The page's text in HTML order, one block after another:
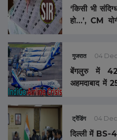
‘किसी भी
हो…’, CM
गुजरात 04
बेंगलुरु में
अहमदाबाद में
AIRLINES
कैंसिल
ट्रेंडिंग 04
दिल्ली में BS-4